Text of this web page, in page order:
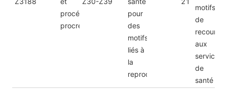
procédures
procréatives
pour
des
motifs
liés à
la
reproduction
motifs
de
recours
aux
services
de
santé